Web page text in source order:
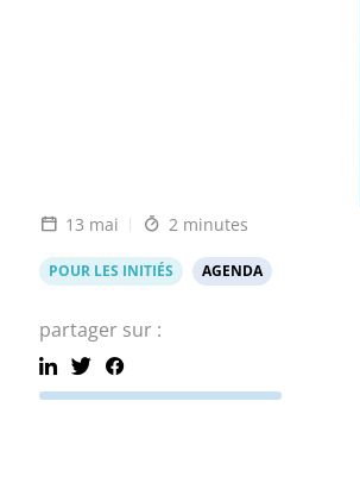
13 mai 2 minutes
POUR LES INITIÉS AGENDA
partager sur :